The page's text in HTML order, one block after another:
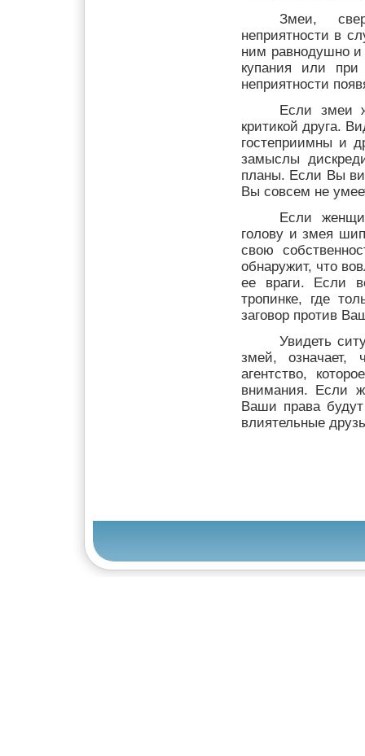
Змеи,
неприятности в
ним равнодушно и
купания или при
неприятности
Если змеи
критикой друга.
гостеприимны и
замыслы
планы. Если Вы
Вы совсем не
Если
голову и змея
свою
обнаружит, что
ее враги. Если
тропинке, где
заговор против
Увидеть
змей, означает,
агентство,
внимания. Если
Ваши права
влиятельные